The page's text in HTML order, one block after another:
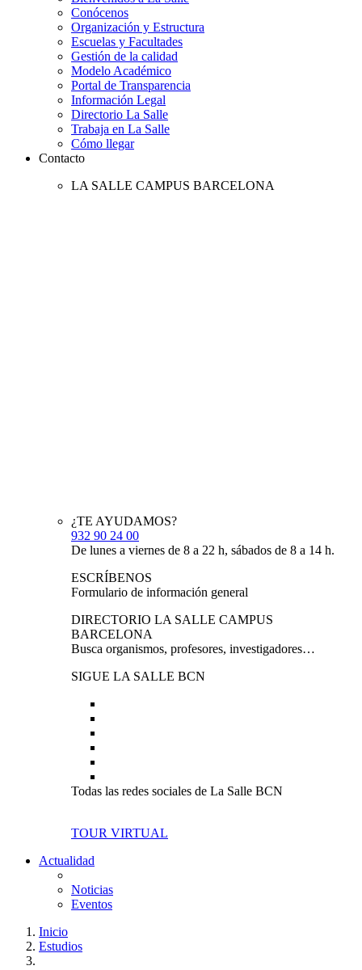
Conócenos
Organización y Estructura
Escuelas y Facultades
Gestión de la calidad
Modelo Académico
Portal de Transparencia
Información Legal
Directorio La Salle
Trabaja en La Salle
Cómo llegar
Contacto
LA SALLE CAMPUS BARCELONA
¿TE AYUDAMOS?
932 90 24 00
De lunes a viernes de 8 a 22 h, sábados de 8 a 14 h.
ESCRÍBENOS
Formulario de información general
DIRECTORIO LA SALLE CAMPUS
BARCELONA
Busca organismos, profesores, investigadores…
SIGUE LA SALLE BCN
Todas las redes sociales de La Salle BCN
TOUR VIRTUAL
Actualidad
Noticias
Eventos
Inicio
Estudios